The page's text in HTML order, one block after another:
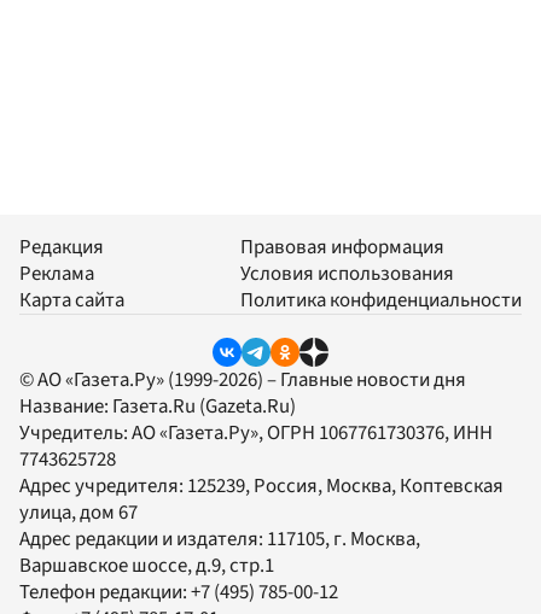
Редакция
Реклама
Карта сайта
Правовая информация
Условия использования
Политика конфиденциальности
© АО «Газета.Ру» (1999-2026) – Главные новости дня
Название: Газета.Ru (Gazeta.Ru)
Учредитель:АО «Газета.Ру», ОГРН 1067761730376, ИНН
7743625728
Адрес учредителя: 125239, Россия, Москва, Коптевская
улица, дом 67
Адрес редакции и издателя: 117105, г. Москва,
Варшавское шоссе, д.9, стр.1
Телефон редакции:+7 (495) 785-00-12